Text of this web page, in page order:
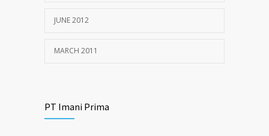
JUNE 2012
MARCH 2011
PT Imani Prima